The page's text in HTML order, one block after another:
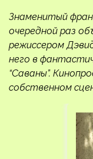
Знаменитый
очередной раз
режиссером
него в
“Саваны”.
собственном